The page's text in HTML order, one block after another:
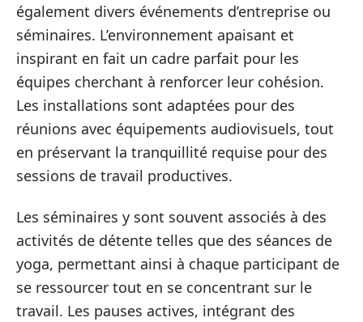
également divers événements d’entreprise ou
séminaires. L’environnement apaisant et
inspirant en fait un cadre parfait pour les
équipes cherchant à renforcer leur cohésion.
Les installations sont adaptées pour des
réunions avec équipements audiovisuels, tout
en préservant la tranquillité requise pour des
sessions de travail productives.
Les séminaires y sont souvent associés à des
activités de détente telles que des séances de
yoga, permettant ainsi à chaque participant de
se ressourcer tout en se concentrant sur le
travail. Les pauses actives, intégrant des